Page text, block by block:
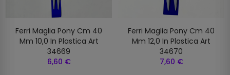
Ferri Maglia Pony Cm 40
Mm 10,0 In Plastica Art
34669
6,60 €
Ferri Maglia Pony Cm 40
Mm 12,0 In Plastica Art
34670
7,60 €